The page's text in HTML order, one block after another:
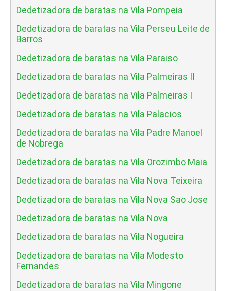
Dedetizadora de baratas na Vila Pompeia
Dedetizadora de baratas na Vila Perseu Leite de
Barros
Dedetizadora de baratas na Vila Paraiso
Dedetizadora de baratas na Vila Palmeiras II
Dedetizadora de baratas na Vila Palmeiras I
Dedetizadora de baratas na Vila Palacios
Dedetizadora de baratas na Vila Padre Manoel
de Nobrega
Dedetizadora de baratas na Vila Orozimbo Maia
Dedetizadora de baratas na Vila Nova Teixeira
Dedetizadora de baratas na Vila Nova Sao Jose
Dedetizadora de baratas na Vila Nova
Dedetizadora de baratas na Vila Nogueira
Dedetizadora de baratas na Vila Modesto
Fernandes
Dedetizadora de baratas na Vila Mingone